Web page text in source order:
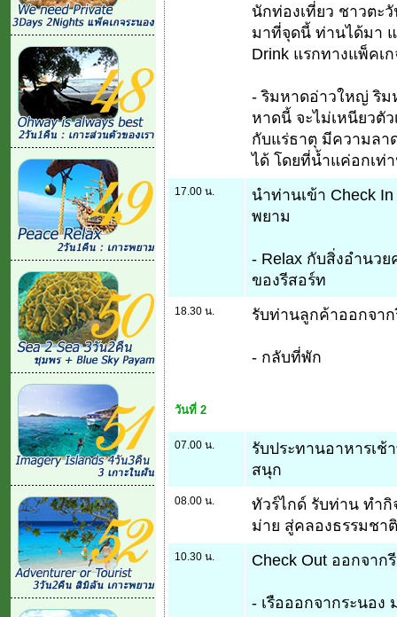
นักท่องเที่ยว ชาวตะ
มาที่จุดนี้ ท่านได้มา
Drink แรกทางแพ็คเ
- ริมหาดอ่าวใหญ่ ริม
หาดนี้ จะไม่เหนียวตั
กับแร่ธาตุ มีความลา
ได้ โดยที่น้ำแค่อกเท่
17.00 น.
นำท่านเข้า Check
พยาม
- Relax กับสิ่งอำนว
ของรีสอร์ท
18.30 น. รับท่านลูกค้าออกจาก
- กลับที่พัก
วันที่ 2
07.00 น.
รับประทานอาหารเช้
สนุก
08.00 น.
ทัวร์ไกด์ รับท่าน ทำ
ม่าย สู่คลองธรรมชา
10.30 น. Check Out ออกจาก
- เรือออกจากระนอง